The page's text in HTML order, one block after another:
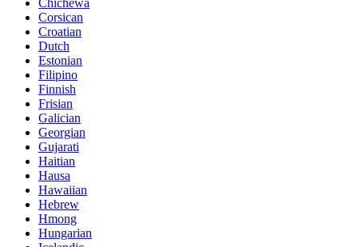
Chichewa
Corsican
Croatian
Dutch
Estonian
Filipino
Finnish
Frisian
Galician
Georgian
Gujarati
Haitian
Hausa
Hawaiian
Hebrew
Hmong
Hungarian